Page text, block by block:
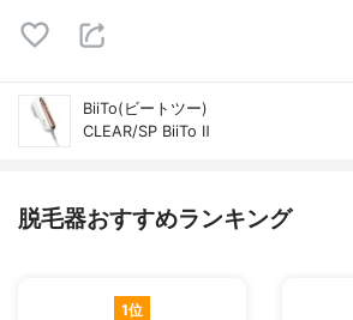
BiiTo(ビートツー)
CLEAR/SP BiiTo Ⅱ
脱毛器おすすめランキング
1位